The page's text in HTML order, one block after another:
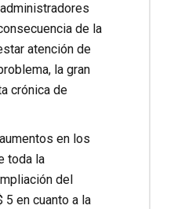
de la
atención de
la gran
crónica de
en los
toda la
del
en cuanto a la